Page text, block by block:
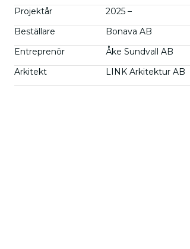
Projektår
2025 –
Beställare
Bonava AB
Entreprenör
Åke Sundvall AB
Arkitekt
LINK Arkitektur AB